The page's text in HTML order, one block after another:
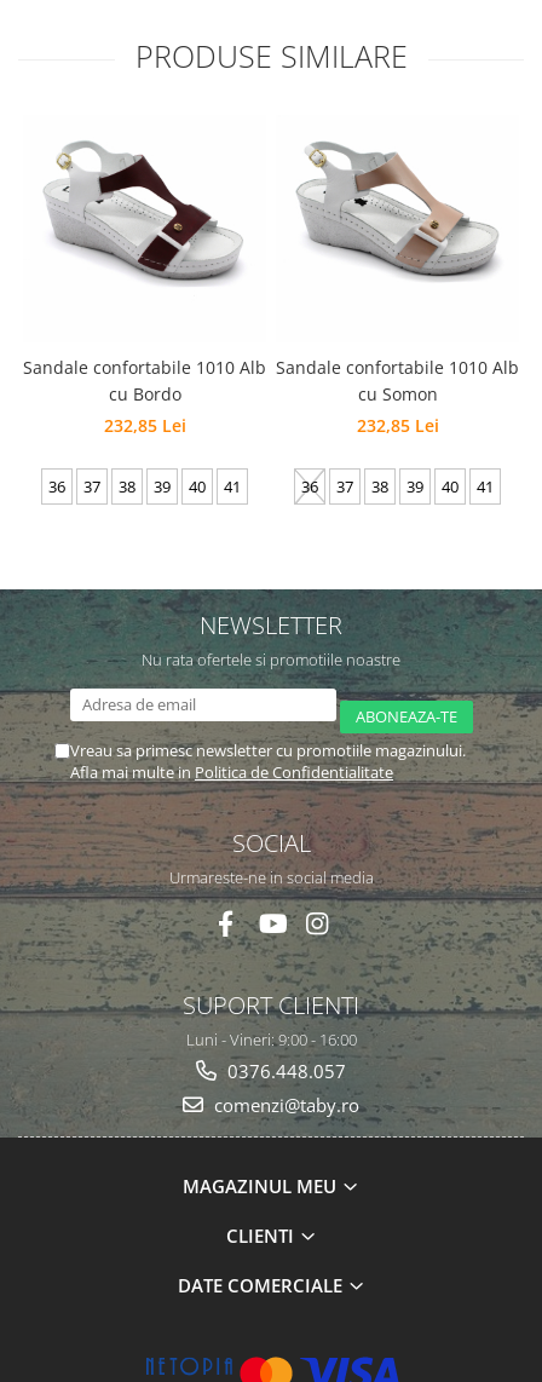
PRODUSE SIMILARE
Sandale confortabile 1010 Alb
cu Bordo
232,85 Lei
36 37 38 39 40 41
Sandale confortabile 1010 Alb
cu Somon
232,85 Lei
36 37 38 39 40 41
NEWSLETTER
Nu rata ofertele si promotiile noastre
Vreau sa primesc newsletter cu promotiile magazinului.
Afla mai multe in Politica de Confidentialitate
SOCIAL
Urmareste-ne in social media
SUPORT CLIENTI
Luni - Vineri: 9:00 - 16:00
0376.448.057
comenzi@taby.ro
MAGAZINUL MEU
CLIENTI
DATE COMERCIALE